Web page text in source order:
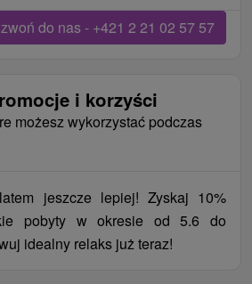
do nas - +421 2 21 02 57 57
i korzyści
możesz wykorzystać podczas
jeszcze lepiej! Zyskaj 10%
pobyty w okresie od 5.6 do
idealny relaks już teraz!